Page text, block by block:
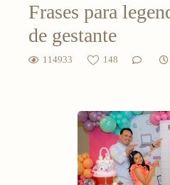
Frases para
de gestante
114933 148